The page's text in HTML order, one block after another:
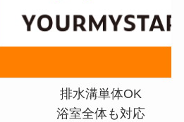
排水溝単体OK
浴室全体も対応